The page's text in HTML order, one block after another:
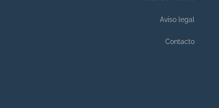
Aviso legal
Contacto